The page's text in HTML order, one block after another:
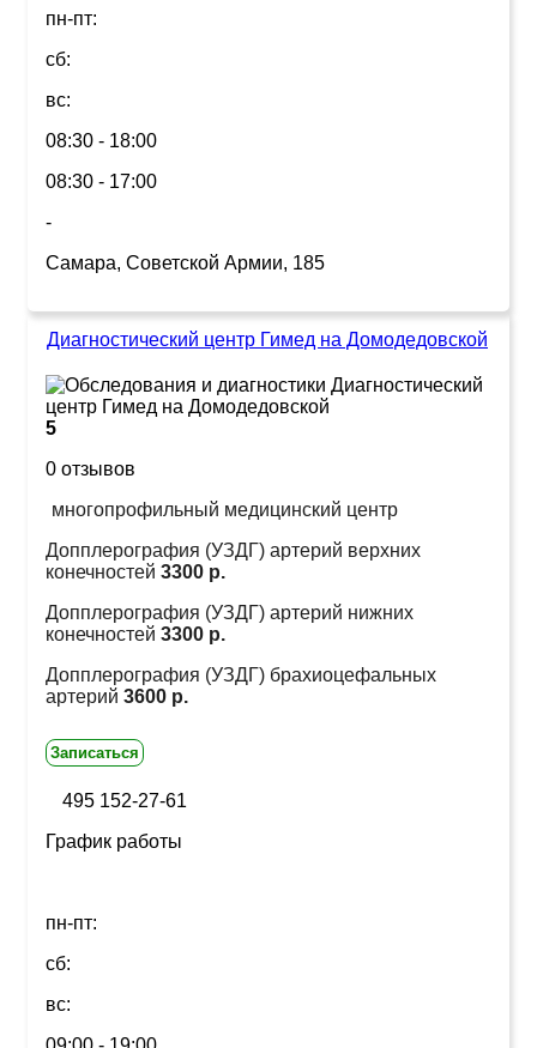
пн-пт:
сб:
вс:
08:30 - 18:00
08:30 - 17:00
-
Самара, Советской Армии, 185
Диагностический центр Гимед на Домодедовской
5
0 отзывов
многопрофильный медицинский центр
Допплерография (УЗДГ) артерий верхних
конечностей 3300 р.
Допплерография (УЗДГ) артерий нижних
конечностей 3300 р.
Допплерография (УЗДГ) брахиоцефальных
артерий 3600 р.
Записаться
495 152-27-61
График работы
пн-пт:
сб:
вс: